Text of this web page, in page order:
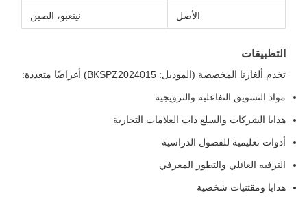
الأصل نينغبو، الصين
التطبيقات
تخدم ألغازنا المخصصة (الموديل: BKSPZ2024015) أغراضًا متعددة:
مواد التسويق التفاعلية والترويجية
هدايا الشركات والسلع ذات العلامات التجارية
أدوات تعليمية للفصول الدراسية
الترفيه العائلي والتطور المعرفي
هدايا ومقتنيات شخصية